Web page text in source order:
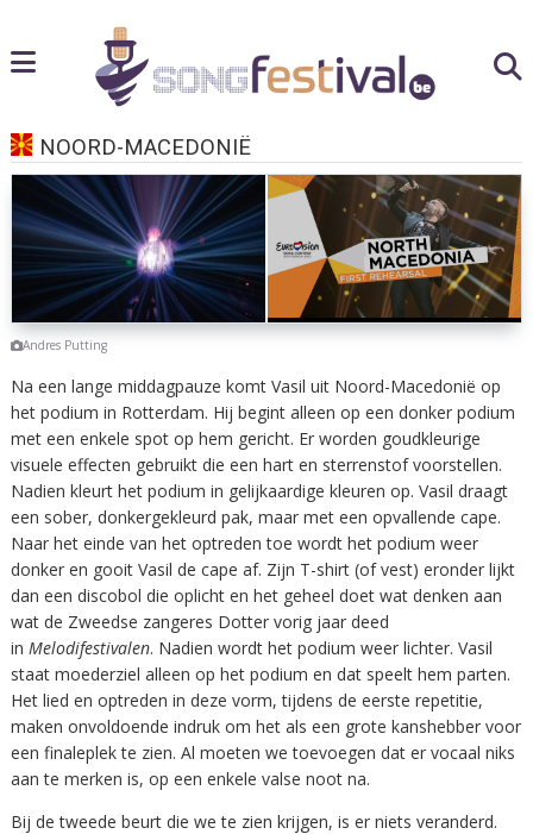
NOORD-MACEDONIË
Andres Putting
Na een lange middagpauze komt Vasil uit Noord-Macedonië op
het podium in Rotterdam. Hij begint alleen op een donker podium
met een enkele spot op hem gericht. Er worden goudkleurige
visuele effecten gebruikt die een hart en sterrenstof voorstellen.
Nadien kleurt het podium in gelijkaardige kleuren op. Vasil draagt
een sober, donkergekleurd pak, maar met een opvallende cape.
Naar het einde van het optreden toe wordt het podium weer
donker en gooit Vasil de cape af. Zijn T-shirt (of vest) eronder lijkt
dan een discobol die oplicht en het geheel doet wat denken aan
wat de Zweedse zangeres Dotter vorig jaar deed
in Melodifestivalen. Nadien wordt het podium weer lichter. Vasil
staat moederziel alleen op het podium en dat speelt hem parten.
Het lied en optreden in deze vorm, tijdens de eerste repetitie,
maken onvoldoende indruk om het als een grote kanshebber voor
een finaleplek te zien. Al moeten we toevoegen dat er vocaal niks
aan te merken is, op een enkele valse noot na.
Bij de tweede beurt die we te zien krijgen, is er niets veranderd.